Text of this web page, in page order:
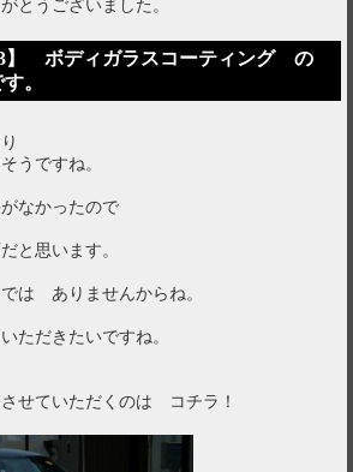
うございました。
】 ボディガラスコーティング の
。
うですね。
なかったので
と思います。
は ありませんからね。
ただきたいですね。
せていただくのは コチラ！